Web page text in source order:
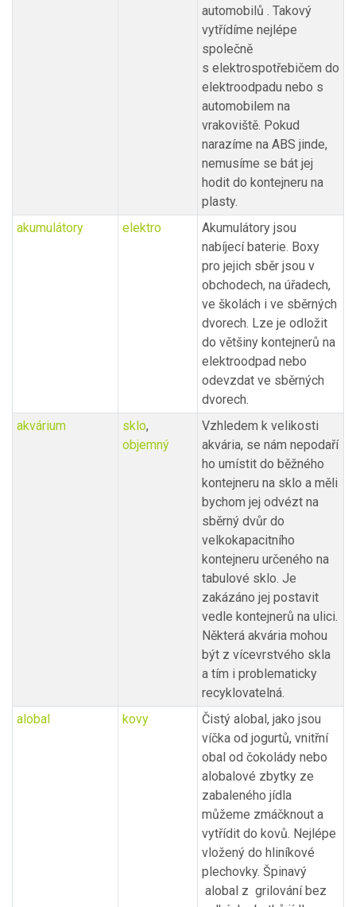
automobilů . Takový
vytřídíme nejlépe
společně
s elektrospotřebičem do
elektroodpadu nebo s
automobilem na
vrakoviště. Pokud
narazíme na ABS jinde,
nemusíme se bát jej
hodit do kontejneru na
plasty.
akumulátory
elektro
Akumulátory jsou
nabíjecí baterie. Boxy
pro jejich sběr jsou v
obchodech, na úřadech,
ve školách i ve sběrných
dvorech. Lze je odložit
do většiny kontejnerů na
elektroodpad nebo
odevzdat ve sběrných
dvorech.
akvárium
sklo,
objemný
Vzhledem k velikosti
akvária, se nám nepodaří
ho umístit do běžného
kontejneru na sklo a měli
bychom jej odvézt na
sběrný dvůr do
velkokapacitního
kontejneru určeného na
tabulové sklo. Je
zakázáno jej postavit
vedle kontejnerů na ulici.
Některá akvária mohou
být z vícevrstvého skla
a tím i problematicky
recyklovatelná.
alobal
kovy
Čistý alobal, jako jsou
víčka od jogurtů, vnitřní
obal od čokolády nebo
alobalové zbytky ze
zabaleného jídla
můžeme zmáčknout a
vytřídit do kovů. Nejlépe
vložený do hliníkové
plechovky. Špinavý
alobal z grilování bez